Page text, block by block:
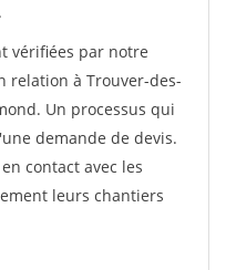
vérifiées par notre
relation à Trouver-des-
Un processus qui
demande de devis.
contact avec les
leurs chantiers